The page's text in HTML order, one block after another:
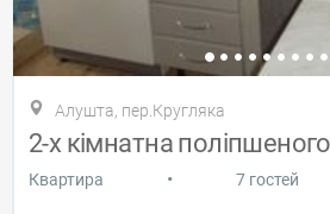
Алушта, пер.Кругляка
2-х кімнатна
Квартира • 7 гостей